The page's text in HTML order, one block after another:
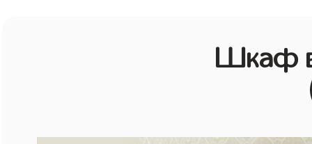
Шкаф в